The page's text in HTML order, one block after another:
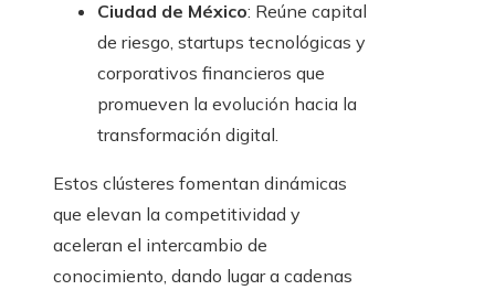
Ciudad de México: Reúne capital
de riesgo, startups tecnológicas y
corporativos financieros que
promueven la evolución hacia la
transformación digital.
Estos clústeres fomentan dinámicas
que elevan la competitividad y
aceleran el intercambio de
conocimiento, dando lugar a cadenas